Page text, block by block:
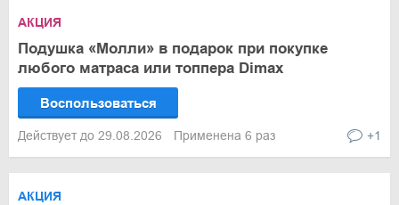
АКЦИЯ
Подушка «Молли» в подарок при покупке
любого матраса или топпера Dimax
Воспользоваться
Действует до 29.08.2026 Применена 6 раз +1
АКЦИЯ